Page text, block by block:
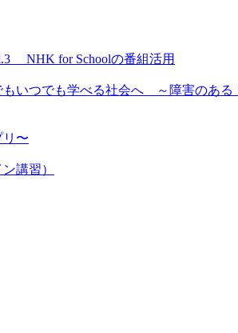
NHK for Schoolの番組活用
いつでも学べる社会へ ～障害のある
リ〜
講習）